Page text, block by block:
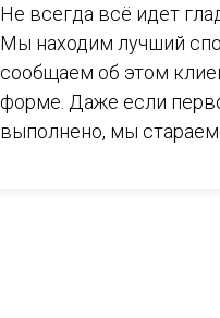
Не всегда всё идет
Мы находим лучший
сообщаем об этом
форме. Даже если
выполнено, мы